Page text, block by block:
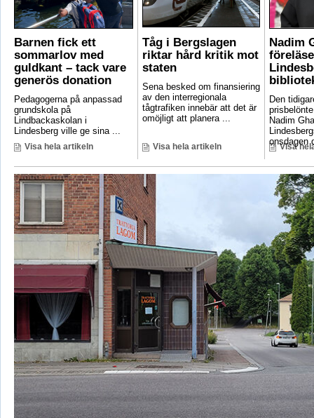
Barnen fick ett
sommarlov med
guldkant – tack vare
generös donation
Pedagogerna på anpassad
grundskola på
Lindbackaskolan i
Lindesberg ville ge sina ...
Visa hela artikeln
Tåg i Bergslagen
riktar hård kritik mot
staten
Sena besked om finansiering
av den interregionala
tågtrafiken innebär att det är
omöjligt att planera ...
Visa hela artikeln
Nadim
Den
Nadim
onsdagen
Visa